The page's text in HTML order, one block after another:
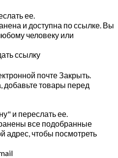
ее.
и доступна по ссылке. Вы
человеку или
ссылку
почте Закрыть.
добавьте товары перед
и переслать ее.
все подобранные
адрес, чтобы посмотреть